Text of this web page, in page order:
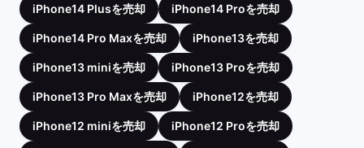
iPhone14 Plusを売却 iPhone14 Proを売却
iPhone14 Pro Maxを売却 iPhone13を売却
iPhone13 miniを売却 iPhone13 Proを売却
iPhone13 Pro Maxを売却 iPhone12を売却
iPhone12 miniを売却 iPhone12 Proを売却